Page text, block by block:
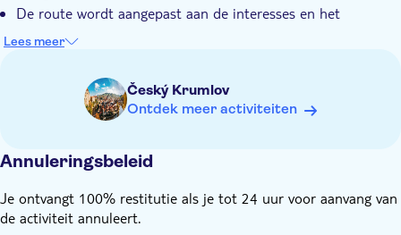
De route wordt aangepast aan de interesses en het
weersomstandigheden
Toegangskaarten voor openbaar vervoer, musea en
monumenten zijn niet inbegrepen
Lees meer
Český Krumlov
Ontdek meer activiteiten
Annuleringsbeleid
Je ontvangt 100% restitutie als je tot 24 uur voor aanvang van
de activiteit annuleert.